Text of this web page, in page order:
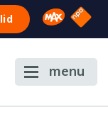
Omroep
NPO
menu